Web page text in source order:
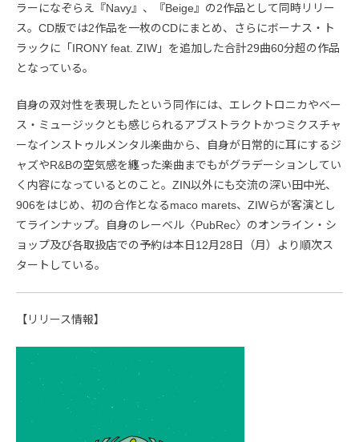
ラーになぞらえ『Navy』、『Beige』の2作品として同時リリー
ス。CD版では2作品を一枚のCDにまとめ、さらにボーナス・ト
ラックに「IRONY feat. ZIW」を追加した合計29曲60分超の作品
となっている。
自身の双対性を表現したという同作には、エレクトロニカやベー
ス・ミュージックとも感じられるアブストラクトかつミクスチャ
ーなインストゥルメンタル楽曲から、自身が日常的に耳にするジ
ャズやR&Bの空気感を纏った楽曲までもがグラデーションしてい
く内容になっているとのこと。ZIN以外にも交流の深い田中光、
906をはじめ、初の合作となるmaco marets、ZIWらが客演とし
てラインナップ。自身のレーベル〈PubRec〉のオンライン・シ
ョップ及び各取扱店での予約は本日12月28日（月）より順次ス
タートしている。
【リリース情報】